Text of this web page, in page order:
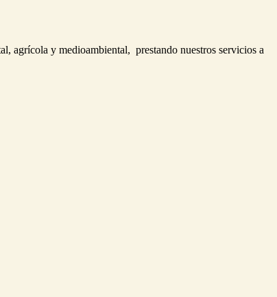
agrícola y medioambiental, prestando nuestros servicios a